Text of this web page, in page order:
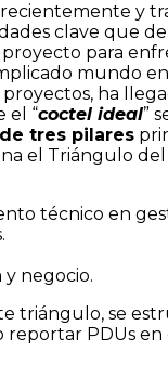
y
clave que
para
mundo
ha
el “coctel ideal”
tres pilares
el Triángulo
técnico en
y negocio.
triángulo, se
reportar PDUs en